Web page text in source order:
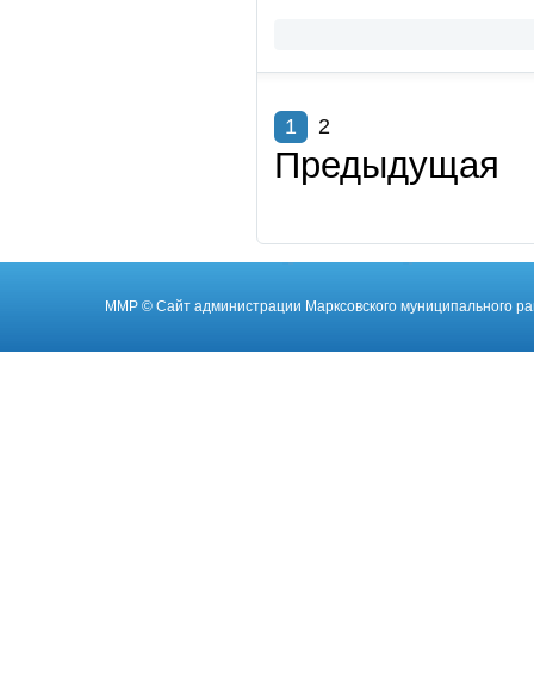
1 2
Предыдущая
ММР © Cайт администрации Марксовского муниципального